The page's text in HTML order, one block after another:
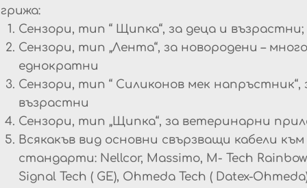
грижа:
Сензори, тип “ Щипка“, за деца и възрастни;
Сензори, тип „Лента“, за новородени –
еднократни
Сензори, тип “ Силиконов мек напръстник“,
възрастни
Сензори, тип „Щипка“, за ветеринарни
Всякакъв вид основни свързващи кабели към
стандарти: Nellcor, Massimo, M- Tech Rainbow
Signal Tech ( GE), Ohmeda Tech ( Datex-